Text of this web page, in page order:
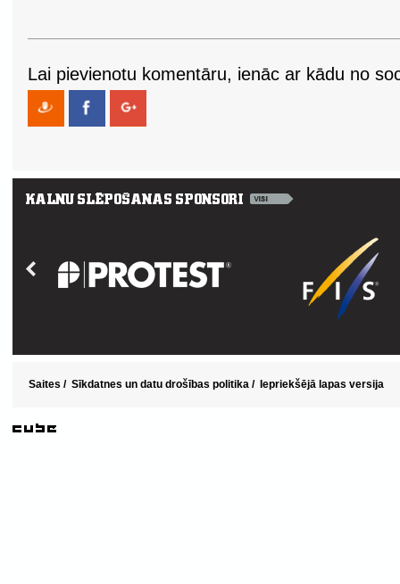
Lai pievienotu komentāru, ienāc ar kādu no
Saites / Sīkdatnes un datu drošības politika / Iepriekšējā lapas versija